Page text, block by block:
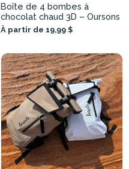
Boîte de 4 bombes à
chocolat chaud 3D – Oursons
À partir de 19,99 $